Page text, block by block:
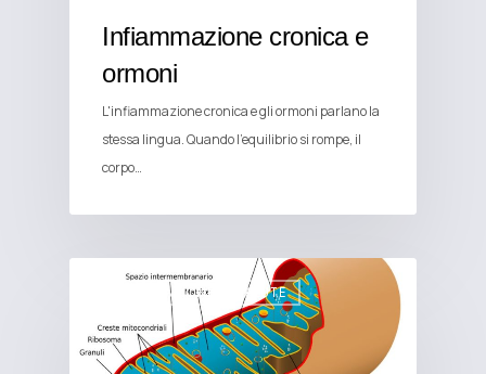
Infiammazione cronica e
ormoni
L'infiammazione cronica e gli ormoni parlano la
stessa lingua. Quando l'equilibrio si rompe, il
corpo…
ALIMENTAZIONE E SALUTE